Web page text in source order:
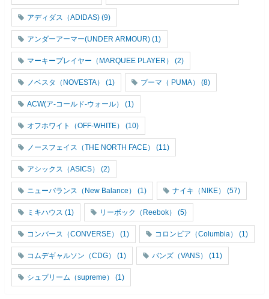
アディダス（ADIDAS) (9)
アンダーアーマー(UNDER ARMOUR) (1)
マーキープレイヤー（MARQUEE PLAYER） (2)
ノベスタ（NOVESTA） (1) プーマ（ PUMA） (8)
ACW(ア-コールド-ウォール） (1)
オフホワイト（OFF-WHITE） (10)
ノースフェイス（THE NORTH FACE） (11)
アシックス（ASICS） (2)
ニューバランス（New Balance） (1) ナイキ（NIKE） (57)
ミキハウス (1) リーボック（Reebok） (5)
コンバース（CONVERSE） (1) コロンビア（Columbia） (1)
コムデギャルソン（CDG） (1) バンズ（VANS） (11)
シュプリーム（supreme） (1)